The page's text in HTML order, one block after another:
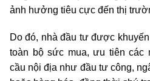
ảnh hưởng tiêu cực đến thị
Do đó, nhà đầu tư được
toàn bộ sức mua, ưu tiên các
cầu nội địa như đầu tư công,